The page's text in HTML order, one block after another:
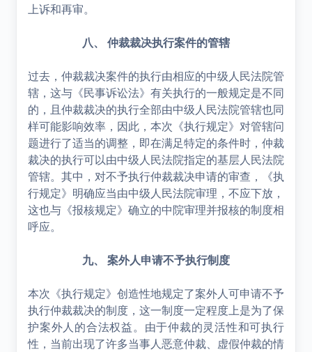
上诉和再审。
八、 仲裁裁决执行案件的管辖
过去，仲裁裁决案件的执行由相应的中级人民法院管
辖，这与《民事诉讼法》有关执行的一般规定是不同
的，且仲裁裁决的执行全部由中级人民法院管辖也同
样可能影响效率，因此，本次《执行规定》对管辖问
题进行了适当的调整，即在满足特定的条件时，仲裁
裁决的执行可以由中级人民法院指定的基层人民法院
管辖。其中，对不予执行仲裁裁决申请的审查，《执
行规定》明确应当由中级人民法院审理，不应下放，
这也与《报核规定》确立的中院审理并报核的制度相
呼应。
九、 案外人申请不予执行制度
本次《执行规定》创造性地规定了案外人可申请不予
执行仲裁裁决的制度，这一制度一定程度上是为了保
护案外人的合法权益。由于仲裁的灵活性和可执行
性，当前出现了许多当事人恶意仲裁、虚假仲裁的情